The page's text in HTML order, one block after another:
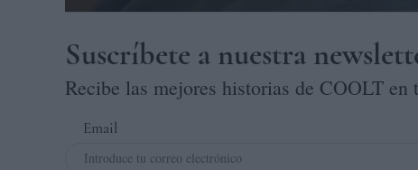
Suscríbete a nuestra
Recibe las mejores historias de COOLT en
Email